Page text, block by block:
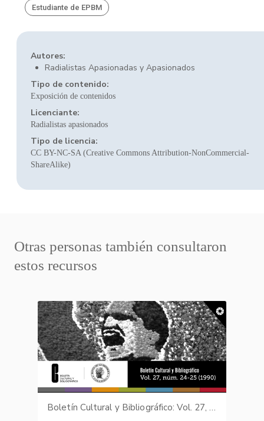
Estudiante de EPBM
Autores:
Radialistas Apasionadas y Apasionados
Tipo de contenido:
Exposición de contenidos
Licenciante:
Radialistas apasionados
Tipo de licencia:
CC BY-NC-SA (Creative Commons Attribution-NonCommercial-
ShareAlike)
Otras personas también consultaron
estos recursos
Boletín Cultural y Bibliográfico: Vol. 27, núm. 24-25 (1990)